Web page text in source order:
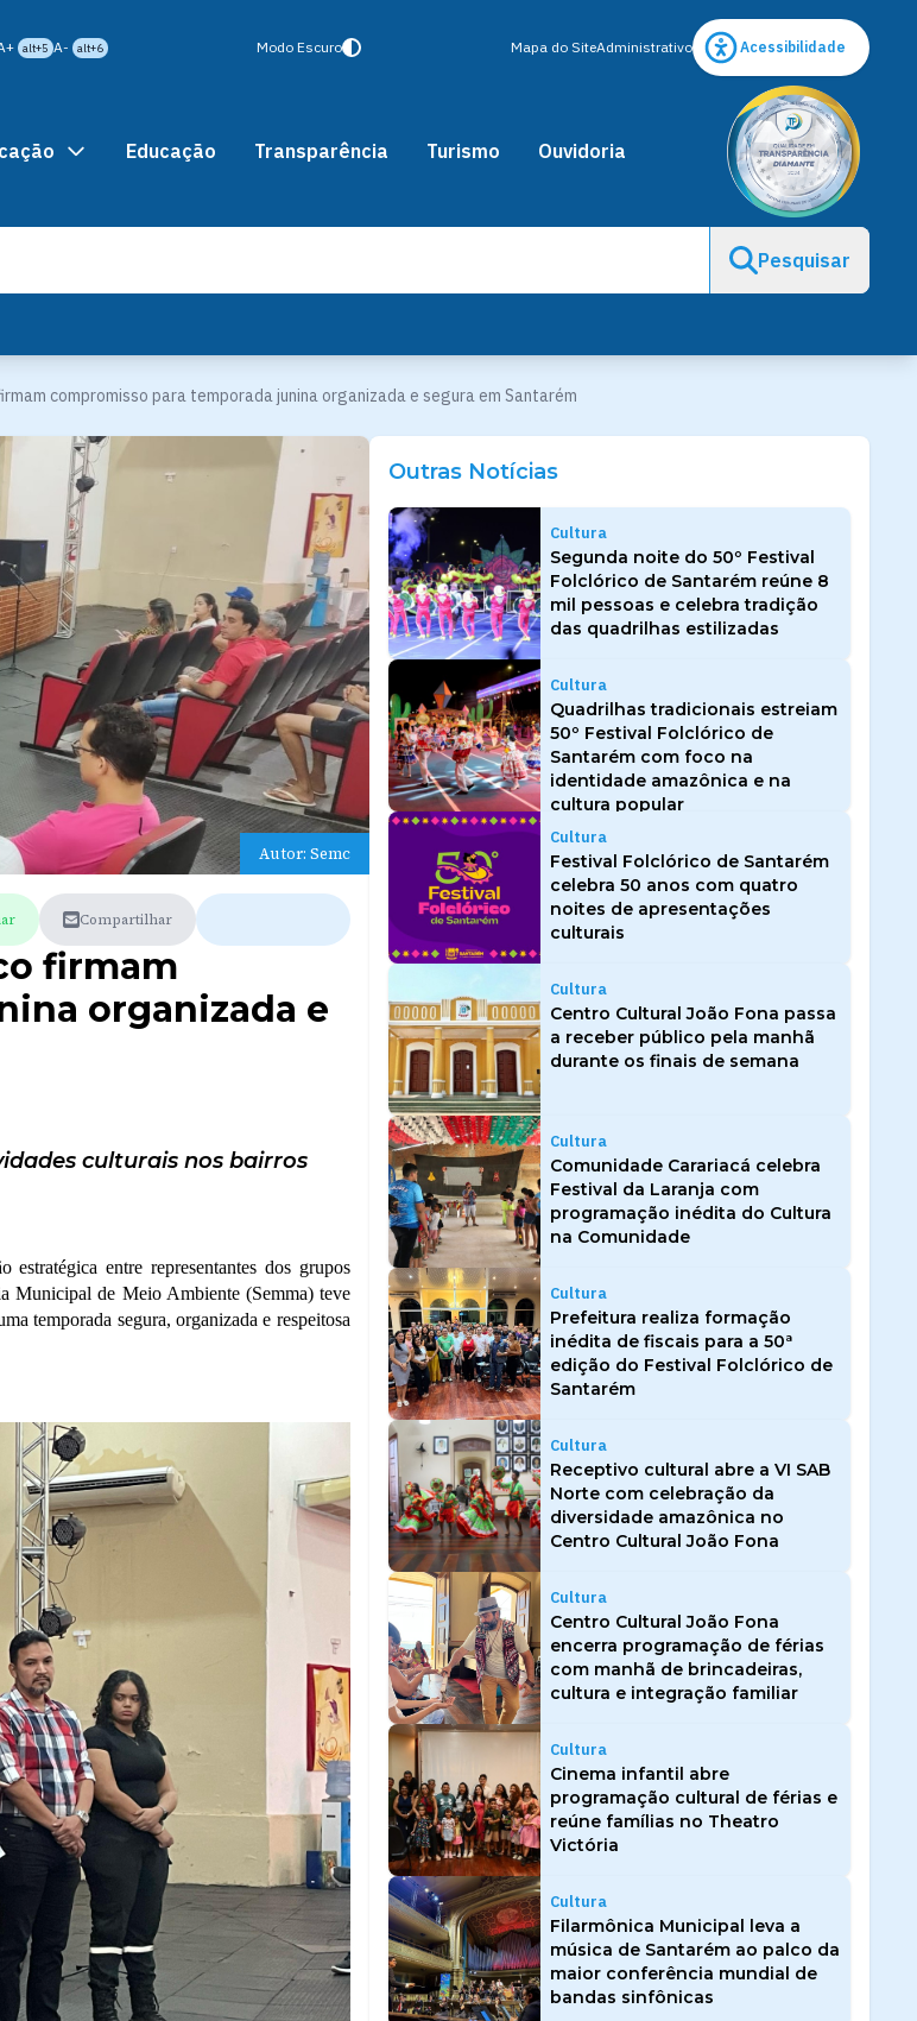
alt+5 A- alt+6 Modo Escuro Mapa do SiteAdministrativo Acessibilidade
Educação Transparência Turismo Ouvidoria
Pesquisar
compromisso para temporada junina organizada e segura em Santarém
Autor: Semc
Compartilhar
firmam
organizada e
culturais nos bairros
entre representantes dos grupos
Municipal de Meio Ambiente (Semma) teve
temporada segura, organizada e respeitosa
Outras Notícias
Cultura
Segunda noite do 50º Festival
Folclórico de Santarém reúne 8
mil pessoas e celebra tradição
das quadrilhas estilizadas
Cultura
Quadrilhas tradicionais estreiam
50º Festival Folclórico de
Santarém com foco na
identidade amazônica e na
cultura popular
Cultura
Festival Folclórico de Santarém
celebra 50 anos com quatro
noites de apresentações
culturais
Cultura
Centro Cultural João Fona passa
a receber público pela manhã
durante os finais de semana
Cultura
Comunidade Carariacá celebra
Festival da Laranja com
programação inédita do Cultura
na Comunidade
Cultura
Prefeitura realiza formação
inédita de fiscais para a 50ª
edição do Festival Folclórico de
Santarém
Cultura
Receptivo cultural abre a VI SAB
Norte com celebração da
diversidade amazônica no
Centro Cultural João Fona
Cultura
Centro Cultural João Fona
encerra programação de férias
com manhã de brincadeiras,
cultura e integração familiar
Cultura
Cinema infantil abre
programação cultural de férias e
reúne famílias no Theatro
Victória
Cultura
Filarmônica Municipal leva a
música de Santarém ao palco da
maior conferência mundial de
bandas sinfônicas